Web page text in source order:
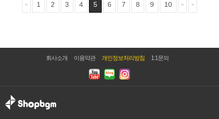
1 2 3 4 5 6 7 8 9 10
회사소개 이용약관 개인정보처리방침 1:1문의